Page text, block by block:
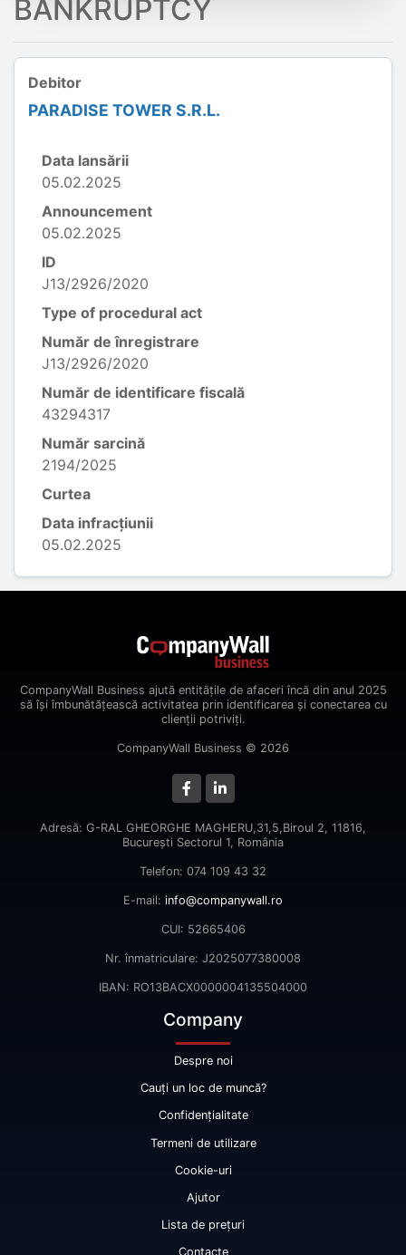
BANKRUPTCY
Debitor
PARADISE TOWER S.R.L.
Data lansării
05.02.2025
Announcement
05.02.2025
ID
J13/2926/2020
Type of procedural act
Număr de înregistrare
J13/2926/2020
Număr de identificare fiscală
43294317
Număr sarcină
2194/2025
Curtea
Data infracțiunii
05.02.2025
CompanyWall Business ajută entitățile de afaceri încă din anul 2025
să își îmbunătățească activitatea prin identificarea și conectarea cu
clienții potriviți.
CompanyWall Business © 2026
Adresă: G-RAL GHEORGHE MAGHERU,31,5,Biroul 2, 11816,
Bucureşti Sectorul 1, România
Telefon: 074 109 43 32
E-mail: info@companywall.ro
CUI: 52665406
Nr. înmatriculare: J2025077380008
IBAN: RO13BACX0000004135504000
Company
Despre noi
Cauți un loc de muncă?
Confidențialitate
Termeni de utilizare
Cookie-uri
Ajutor
Lista de prețuri
Contacte